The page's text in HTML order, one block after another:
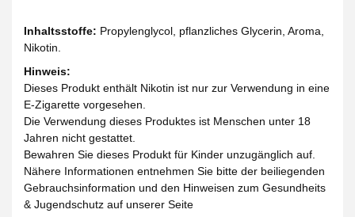
Inhaltsstoffe: Propylenglycol, pflanzliches Glycerin, Aroma,
Nikotin.
Hinweis:
Dieses Produkt enthält Nikotin ist nur zur Verwendung in eine
E-Zigarette vorgesehen.
Die Verwendung dieses Produktes ist Menschen unter 18
Jahren nicht gestattet.
Bewahren Sie dieses Produkt für Kinder unzugänglich auf.
Nähere Informationen entnehmen Sie bitte der beiliegenden
Gebrauchsinformation und den Hinweisen zum Gesundheits
& Jugendschutz auf unserer Seite